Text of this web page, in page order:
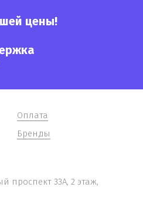
цены!
Оплата
Бренды
проспект 33А, 2 этаж,